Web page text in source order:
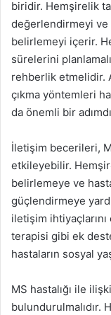
biridir. Hemşirelik
değerlendirmeyi ve
belirlemeyi içerir.
sürelerini
rehberlik etmelidir.
çıkma yöntemleri
da önemli bir
İletişim becerileri,
etkileyebilir.
belirlemeye ve
güçlendirmeye
iletişim
terapisi gibi ek
hastaların sosyal
MS hastalığı ile
bulundurulmalıdır.